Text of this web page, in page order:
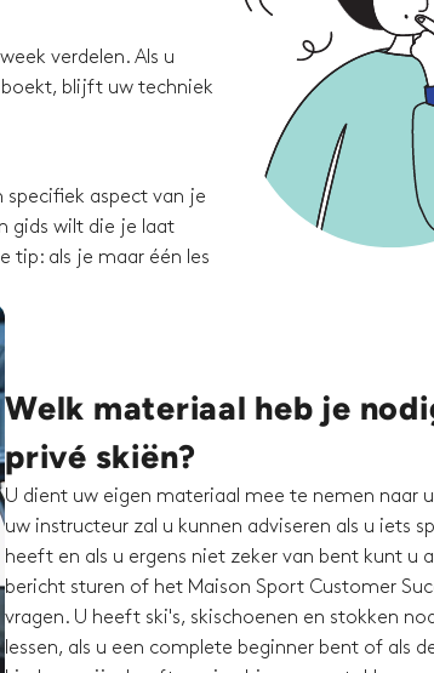
verdelen. Als u
boekt, blijft uw techniek
specifiek aspect van je
gids wilt die je laat
tip: als je maar één les
Welk materiaal heb je
privé skiën?
U dient uw eigen materiaal mee te nemen naar
uw instructeur zal u kunnen adviseren als u iets
heeft en als u ergens niet zeker van bent kunt u
bericht sturen of het Maison Sport Customer
vragen. U heeft ski's, skischoenen en stokken
lessen, als u een complete beginner bent of als